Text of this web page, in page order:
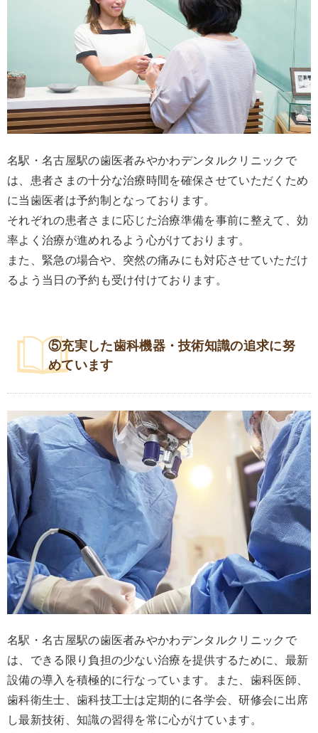
名駅・名古屋駅の歯医者みやかわデンタルクリニックで
は、患者さまの十分な治療時間を確保させていただくため
に当歯医者は予約制となっております。
それぞれの患者さまに応じた治療準備を事前に整えて、効
率よく治療が進めれるよう心がけております。
また、緊急の場合や、突然の痛みにも対応させていただけ
るよう当日の予約も受け付けております。
⑤充実した歯科機器・技術知識の追求に努
めています
名駅・名古屋駅の歯医者みやかわデンタルクリニックで
は、できる限り負担の少ない治療を提供するために、最新
設備の導入を積極的に行なっています。また、歯科医師、
歯科衛生士、歯科技工士は定期的に各学会、研修会に出席
し最新技術、知識の習得を常に心がけています。